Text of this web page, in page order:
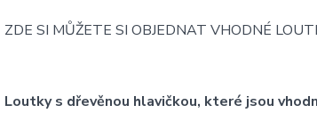
ZDE SI MŮŽETE SI OBJEDNAT VHODNÉ
Loutky s dřevěnou hlavičkou, které jsou